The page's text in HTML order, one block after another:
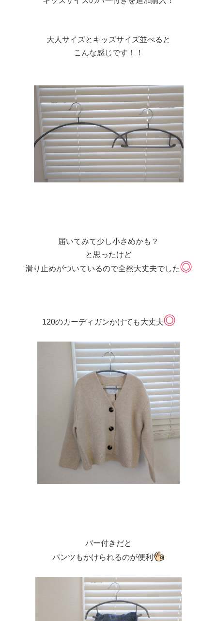
大人サイズとキッズサイズ並べると
こんな感じです！！
届いてみて少し小さめかも？
と思ったけど
滑り止めがついているので全然大丈夫でした
120のカーディガンかけても大丈夫
バー付きだと
パンツもかけられるのが便利